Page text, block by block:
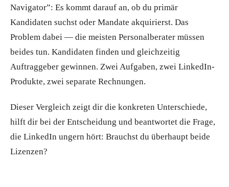
Navigator”: Es kommt darauf an, ob du primär
Kandidaten suchst oder Mandate akquirierst. Das
Problem dabei — die meisten Personalberater müssen
beides tun. Kandidaten finden und gleichzeitig
Auftraggeber gewinnen. Zwei Aufgaben, zwei LinkedIn-
Produkte, zwei separate Rechnungen.
Dieser Vergleich zeigt dir die konkreten Unterschiede,
hilft dir bei der Entscheidung und beantwortet die Frage,
die LinkedIn ungern hört: Brauchst du überhaupt beide
Lizenzen?